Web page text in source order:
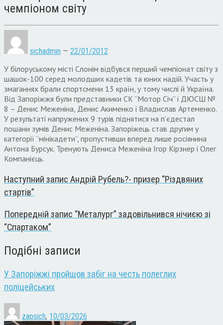
чемпіоном світу
sichadmin — 22/01/2012
У білоруському місті Слонім відбувся перший чемпіонат світу з
шашок-100 серед молодших кадетів та юних надій. Участь у
змаганнях брали спортсмени 13 країн, у тому числі й Україна.
Від Запоріжжя були представники СК “Мотор Січ” і ДЮСШ №
8 – Денис Меженіна, Денис Акименко і Владислав Артеменко.
У результаті напружених 9 турів піднятися на п’єдестал
пошани зумів Денис Меженіна. Запоріжець став другим у
категорії “мінікадети”, пропустивши вперед лише росіянина
Антона Бурсук. Тренують Дениса Меженіна Ігор Кірзнер і Олег
Компанієць.
Наступний запис Андрій Рубель?- призер “Різдвяних
стартів”
Попередній запис “Металург” задовільнився нічиєю зі
“Спартаком”
Подібні записи
У Запоріжжі пройшов забіг на честь полеглих
поліцейських
zapsich, 10/03/2026